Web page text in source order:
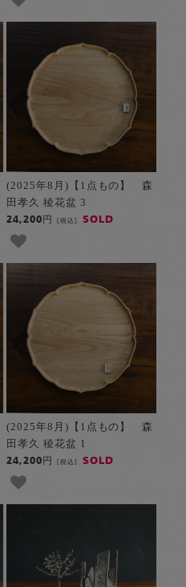
(2025年8月)【1点もの】 森
田孝久 稜花盆 3
24,200円 [税込] SOLD
(2025年8月)【1点もの】 森
田孝久 稜花盆 1
24,200円 [税込] SOLD